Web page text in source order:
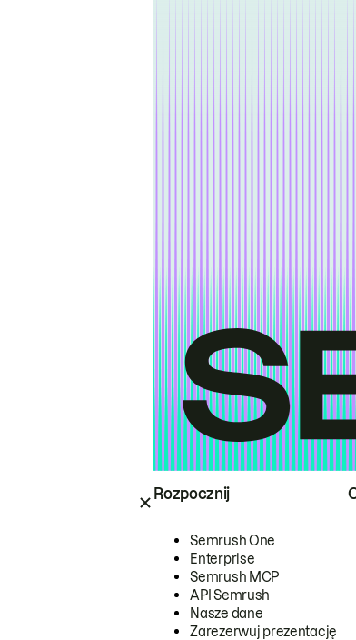
Rozpocznij
Semrush One
Enterprise
Semrush MCP
API Semrush
Nasze dane
Zarezerwuj prezentację